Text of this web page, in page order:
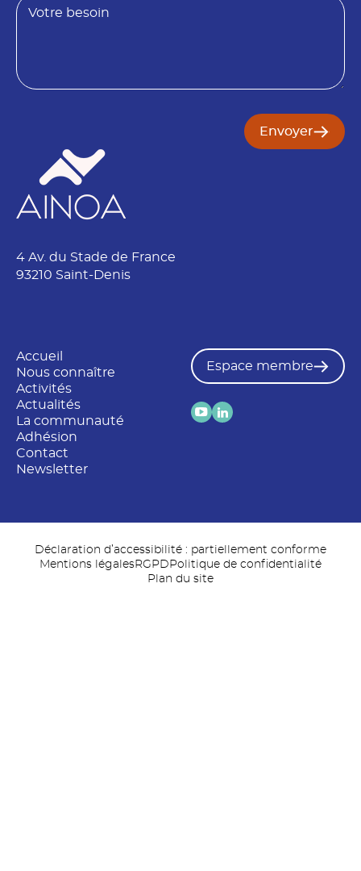
te
n
Envoyer
4 Av. du Stade de France
93210 Saint-Denis
Accueil
Nous connaître
Activités
Actualités
La communauté
Adhésion
Contact
Newsletter
Espace membre
Déclaration d’accessibilité : partiellement conforme
Mentions légalesRGPD Politique de confidentialité
Plan du site